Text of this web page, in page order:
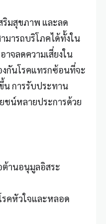
ริมสุขภาพ และลด
ามารถบริโภคได้ทั้งใน
จลดความเสี่ยงใน
กันโรคแทรกซ้อนที่จะ
การรับประทาน
ชน์หลายประการด้วย
านอนุมูลอิสระ
รคหัวใจและหลอด